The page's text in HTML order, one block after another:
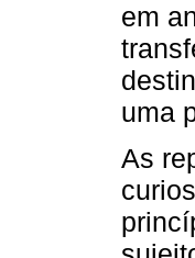
em
uma
As